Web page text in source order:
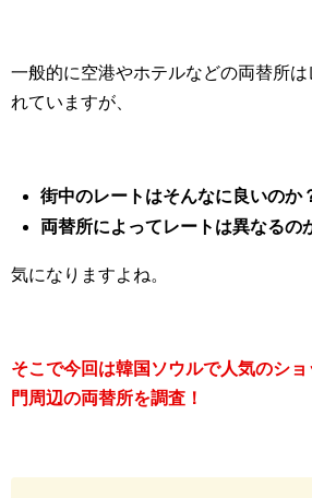
一般的に空港やホテルなどの両替所
れていますが、
街中のレートはそんなに良いのか
両替所によってレートは異なるの
気になりますよね。
そこで今回は韓国ソウルで人気のシ
門周辺の両替所を調査！